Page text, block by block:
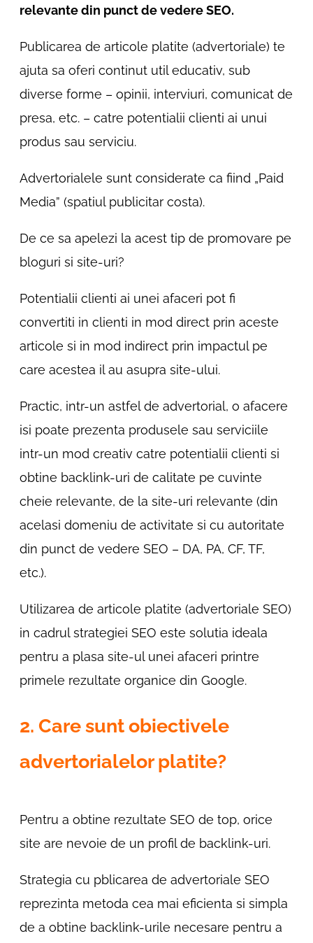
relevante din punct de vedere SEO.
Publicarea de articole platite (advertoriale) te
ajuta sa oferi continut util educativ, sub
diverse forme – opinii, interviuri, comunicat de
presa, etc. – catre potentialii clienti ai unui
produs sau serviciu.
Advertorialele sunt considerate ca fiind „Paid
Media” (spatiul publicitar costa).
De ce sa apelezi la acest tip de promovare pe
bloguri si site-uri?
Potentialii clienti ai unei afaceri pot fi
convertiti in clienti in mod direct prin aceste
articole si in mod indirect prin impactul pe
care acestea il au asupra site-ului.
Practic, intr-un astfel de advertorial, o afacere
isi poate prezenta produsele sau serviciile
intr-un mod creativ catre potentialii clienti si
obtine backlink-uri de calitate pe cuvinte
cheie relevante, de la site-uri relevante (din
acelasi domeniu de activitate si cu autoritate
din punct de vedere SEO – DA, PA, CF, TF,
etc.).
Utilizarea de articole platite (advertoriale SEO)
in cadrul strategiei SEO este solutia ideala
pentru a plasa site-ul unei afaceri printre
primele rezultate organice din Google.
2. Care sunt obiectivele
advertorialelor platite?
Pentru a obtine rezultate SEO de top, orice
site are nevoie de un profil de backlink-uri.
Strategia cu pblicarea de advertoriale SEO
reprezinta metoda cea mai eficienta si simpla
de a obtine backlink-urile necesare pentru a